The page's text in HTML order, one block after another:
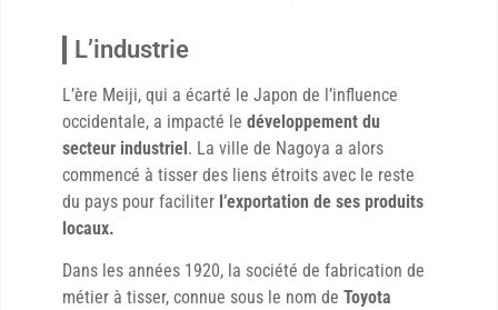
L’industrie
L’ère Meiji, qui a écarté le Japon de l’influence
occidentale, a impacté le développement du
secteur industriel. La ville de Nagoya a alors
commencé à tisser des liens étroits avec le reste
du pays pour faciliter l’exportation de ses produits
locaux.
Dans les années 1920, la société de fabrication de
métier à tisser, connue sous le nom de Toyota